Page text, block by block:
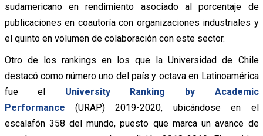
sudamericano en rendimiento asociado al porcentaje de
publicaciones en coautoría con organizaciones industriales y
el quinto en volumen de colaboración con este sector.
Otro de los rankings en los que la Universidad de Chile
destacó como número uno del país y octava en Latinoamérica
fue el University Ranking by Academic
Performance (URAP) 2019-2020, ubicándose en el
escalafón 358 del mundo, puesto que marca un avance de